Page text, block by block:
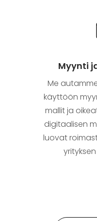
Myynti
Me
käyttöön
mallit ja
digitaalisen
luovat